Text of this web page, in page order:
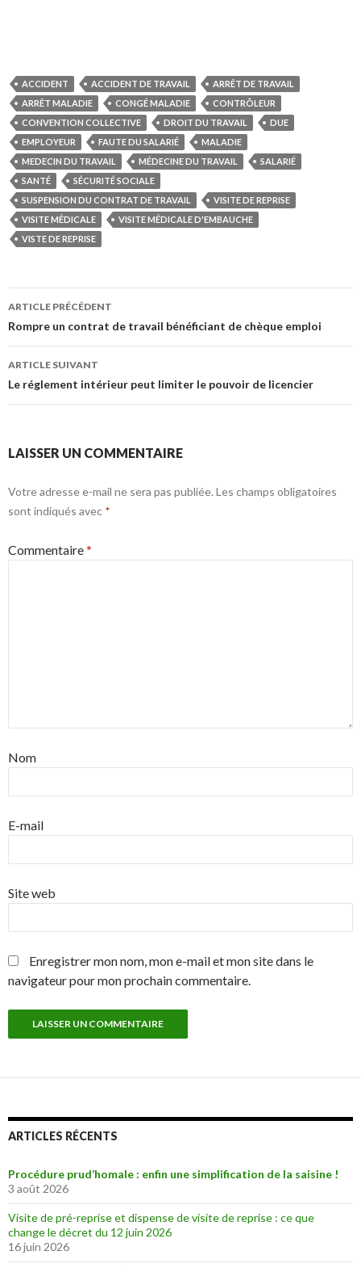
ACCIDENT ACCIDENT DE TRAVAIL
ARRÊT DE TRAVAIL
ARRÊT MALADIE
CONGÉ MALADIE
CONTRÔLEUR
CONVENTION COLLECTIVE
DROIT DU TRAVAIL
DUE
EMPLOYEUR
FAUTE DU SALARIÉ
MALADIE
MEDECIN DU TRAVAIL
MÉDECINE DU TRAVAIL
SALARIÉ
SANTÉ
SÉCURITÉ SOCIALE
SUSPENSION DU CONTRAT DE TRAVAIL
VISITE DE REPRISE
VISITE MÉDICALE
VISITE MÉDICALE D'EMBAUCHE
VISTE DE REPRISE
Navigation
des
articles
ARTICLE PRÉCÉDENT
Rompre un contrat de travail bénéficiant de chèque emploi
ARTICLE SUIVANT
Le réglement intérieur peut limiter le pouvoir de licencier
LAISSER UN COMMENTAIRE
Votre adresse e-mail ne sera pas publiée. Les champs obligatoires
sont indiqués avec *
Commentaire*
Nom
E-mail
Site web
Enregistrer mon nom, mon e-mail et mon site dans le
navigateur pour mon prochain commentaire.
ARTICLES RÉCENTS
Procédure prud’homale : enfin une simplification de la saisine !
3 août 2026
Visite de pré-reprise et dispense de visite de reprise : ce que
change le décret du 12 juin 2026
16 juin 2026